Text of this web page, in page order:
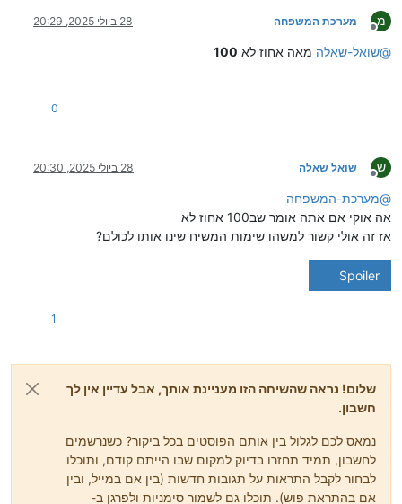
מ
מנותק
מערכת המשפחה 28 ביולי 2025, 20:29
@שואל-שאלה מאה אחוז לא 100
0
ש
מנותק
שואל שאלה 28 ביולי 2025, 20:30
@מערכת-המשפחה
אה אוקי אם אתה אומר שב100 אחוז לא
אז זה אולי קשור למשהו שימות המשיח שינו אותו לכולם?
Spoiler
1
שלום! נראה שהשיחה הזו מעניינת אותך, אבל עדיין אין לך
חשבון.
נמאס לכם לגלול בין אותם הפוסטים בכל ביקור? כשנרשמים
לחשבון, תמיד תחזרו בדיוק למקום שבו הייתם קודם, ותוכלו
לבחור לקבל התראות על תגובות חדשות (בין אם במייל, ובין
אם בהתראת פוש). תוכלו גם לשמור סימניות ולפרגן ב-